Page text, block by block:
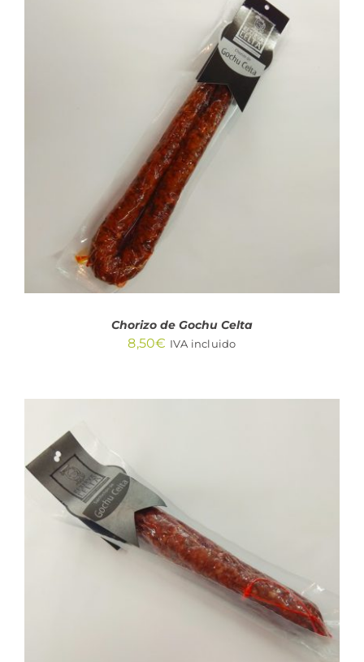
AÑADIR AL CARRITO
Chorizo de Gochu Celta
8,50€ IVA incluido
AÑADIR AL CARRITO